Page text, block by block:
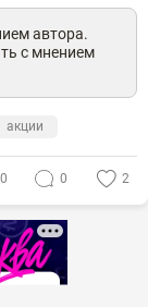
автора.
с мнением
акции
0 0 2